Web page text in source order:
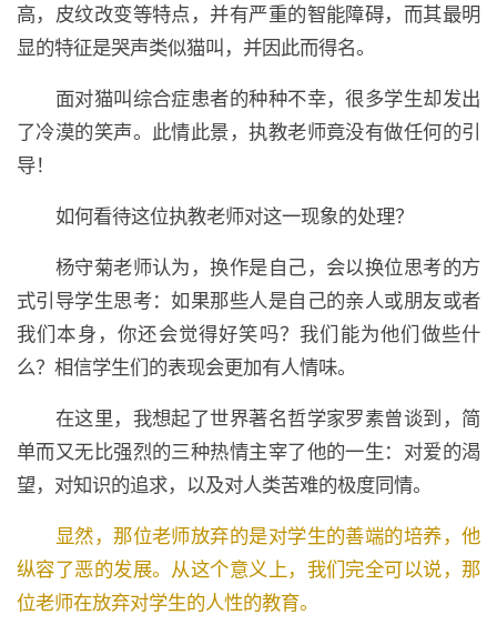
高，皮纹改变等特点，并有严重的智能障碍，而其最明
显的特征是哭声类似猫叫，并因此而得名。
面对猫叫综合症患者的种种不幸，很多学生却发出
了冷漠的笑声。此情此景，执教老师竟没有做任何的引
导！
如何看待这位执教老师对这一现象的处理？
杨守菊老师认为，换作是自己，会以换位思考的方
式引导学生思考：如果那些人是自己的亲人或朋友或者
我们本身，你还会觉得好笑吗？我们能为他们做些什
么？相信学生们的表现会更加有人情味。
在这里，我想起了世界著名哲学家罗素曾谈到，简
单而又无比强烈的三种热情主宰了他的一生：对爱的渴
望，对知识的追求，以及对人类苦难的极度同情。
显然，那位老师放弃的是对学生的善端的培养，他
纵容了恶的发展。从这个意义上，我们完全可以说，那
位老师在放弃对学生的人性的教育。